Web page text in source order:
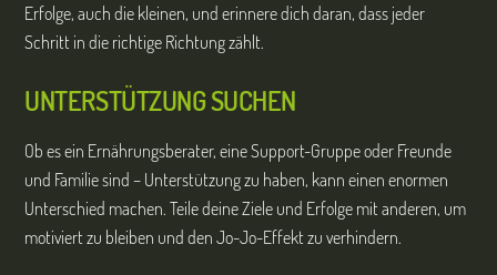
Erfolge, auch die kleinen, und erinnere dich daran, dass jeder
Schritt in die richtige Richtung zählt.
UNTERSTÜTZUNG SUCHEN
Ob es ein Ernährungsberater, eine Support-Gruppe oder Freunde
und Familie sind – Unterstützung zu haben, kann einen enormen
Unterschied machen. Teile deine Ziele und Erfolge mit anderen, um
motiviert zu bleiben und den Jo-Jo-Effekt zu verhindern.